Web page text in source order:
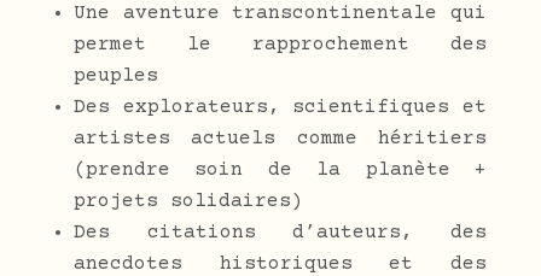
Une aventure transcontinentale qui
permet le rapprochement des
peuples
Des explorateurs, scientifiques et
artistes actuels comme héritiers
(prendre soin de la planète +
projets solidaires)
Des citations d’auteurs, des
anecdotes historiques et des